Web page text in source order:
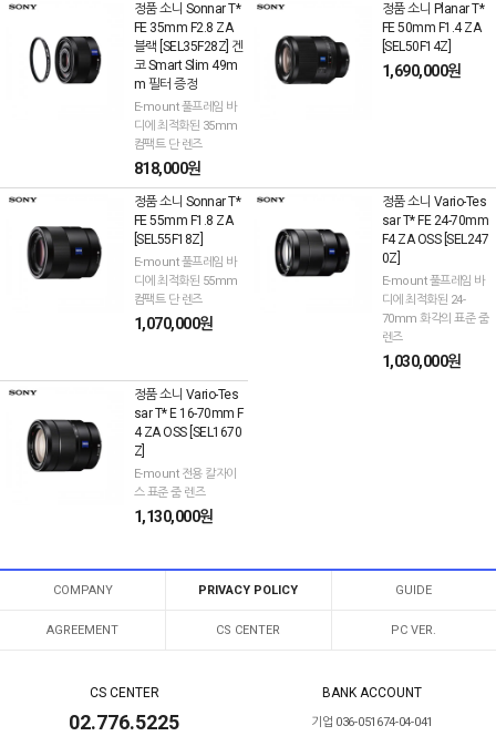
정품 소니 Sonnar T*
FE 35mm F2.8 ZA
블랙 [SEL35F28Z] 겐
코 Smart Slim 49m
m 필터 증정
E-mount 풀프레임 바
디에 최적화된 35mm
컴팩트 단 렌즈
818,000원
정품 소니 Planar T*
FE 50mm F1.4 ZA
[SEL50F14Z]
1,690,000원
정품 소니 Sonnar T*
FE 55mm F1.8 ZA
[SEL55F18Z]
E-mount 풀프레임 바
디에 최적화된 55mm
컴팩트 단 렌즈
1,070,000원
정품 소니 Vario-Tes
sar T* FE 24-70mm
F4 ZA OSS [SEL247
0Z]
E-mount 풀프레임 바
디에 최적화된 24-
70mm 화각의 표준 줌
렌즈
1,030,000원
정품 소니 Vario-Tes
sar T* E 16-70mm F
4 ZA OSS [SEL1670
Z]
E-mount 전용 칼자이
스 표준 줌 렌즈
1,130,000원
COMPANY PRIVACY POLICY GUIDE
AGREEMENT CS CENTER PC VER.
CS CENTER
02.776.5225
BANK ACCOUNT
기업 036-051674-04-041